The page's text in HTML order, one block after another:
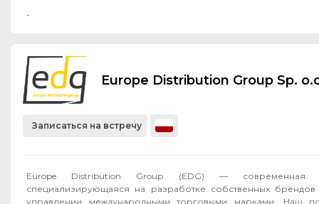
-
Europe Distribution Group Sp.
Записаться на встречу
Europe Distribution Group (EDG) — современная
специализирующаяся на разработке собственных брендов
управлении международными торговыми марками. Наш